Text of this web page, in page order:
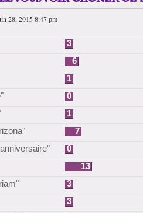
28, 2015 8:47 pm
3
6
1
0
1
7
0
13
3
3